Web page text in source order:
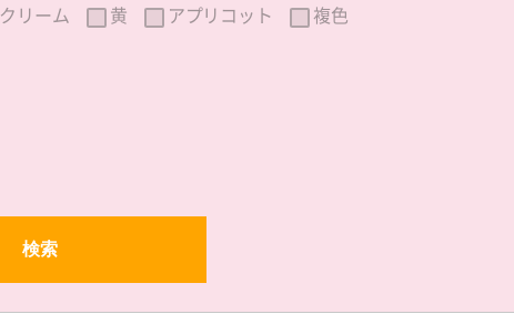
クリーム 黄 アプリコット 複色